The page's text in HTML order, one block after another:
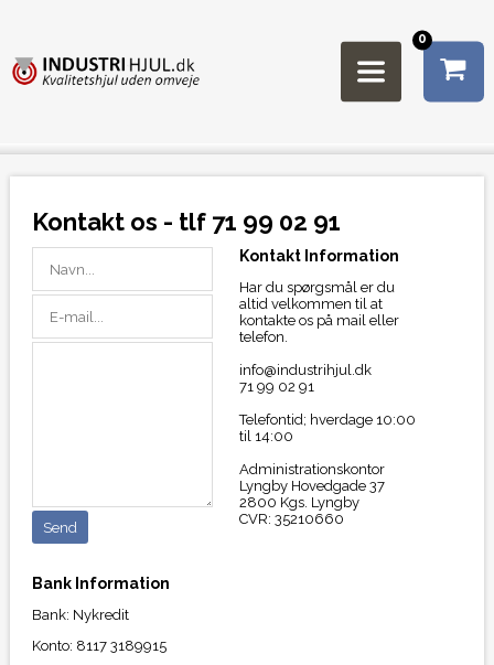
0
Kontakt os - tlf 71 99 02 91
Kontakt Information
Har du spørgsmål er du
altid velkommen til at
kontakte os på mail eller
telefon.
info@industrihjul.dk
71 99 02 91
Telefontid; hverdage 10:00
til 14:00
Administrationskontor
Lyngby Hovedgade 37
2800 Kgs. Lyngby
CVR: 35210660
Bank Information
Bank: Nykredit
Konto: 8117 3189915